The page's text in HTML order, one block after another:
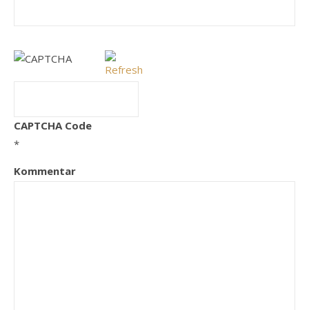
CAPTCHA Code
*
Kommentar